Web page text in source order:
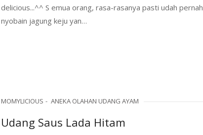
delicious...^^ S emua orang, rasa-rasanya pasti udah pernah
nyobain jagung keju yan…
MOMYLICIOUS ANEKA OLAHAN UDANG AYAM
Udang Saus Lada Hitam